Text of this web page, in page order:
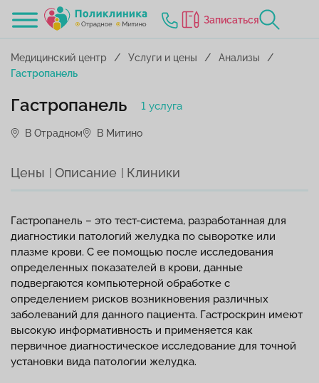
Записаться
Медицинский центр Услуги и цены
Анализы
Гастропанель
Гастропанель 1 услуга
В Отрадном В Митино
Цены Описание Клиники
Гастропанель – это тест-система, разработанная для
диагностики патологий желудка по сыворотке или
плазме крови. С ее помощью после исследования
определенных показателей в крови, данные
подвергаются компьютерной обработке с
определением рисков возникновения различных
заболеваний для данного пациента. Гастроскрин имеют
высокую информативность и применяется как
первичное диагностическое исследование для точной
установки вида патологии желудка.